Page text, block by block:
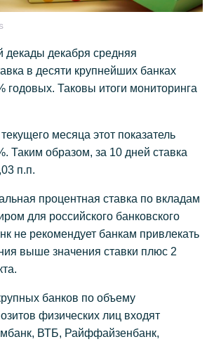
декады декабря средняя
в десяти крупнейших банках
годовых. Таковы итоги мониторинга
месяца этот показатель
Таким образом, за 10 дней ставка
п.п.
процентная ставка по вкладам
для российского банковского
не рекомендует банкам привлекать
выше значения ставки плюс 2
банков по объему
физических лиц входят
ВТБ, Райффайзенбанк,